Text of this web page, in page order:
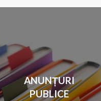
ANUNȚURI
PUBLICE